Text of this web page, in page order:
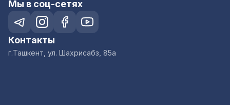
Мы в соц-сетях
Контакты
г.Ташкент, ул. Шахрисабз, 85а